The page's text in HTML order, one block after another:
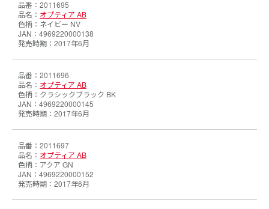
2011695
オプティア AB
ネイビー NV
4969220000138
2017年6月
2011696
オプティア AB
クラシックブラック BK
4969220000145
2017年6月
2011697
オプティア AB
アクア GN
4969220000152
2017年6月